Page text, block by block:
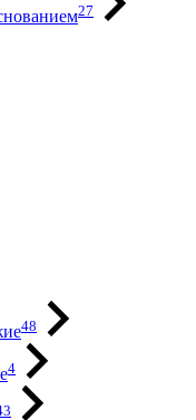
27
48
4